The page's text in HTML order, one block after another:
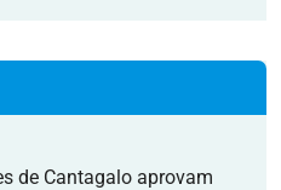
de Cantagalo aprovam